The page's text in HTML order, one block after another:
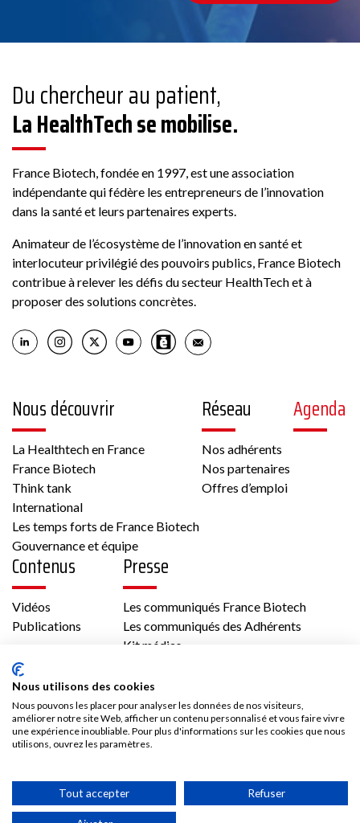
Du chercheur au patient,
La HealthTech se mobilise.
France Biotech, fondée en 1997, est une association
indépendante qui fédère les entrepreneurs de l’innovation
dans la santé et leurs partenaires experts.
Animateur de l’écosystème de l’innovation en santé et
interlocuteur privilégié des pouvoirs publics, France Biotech
contribue à relever les défis du secteur HealthTech et à
proposer des solutions concrètes.
Nous découvrir
La Healthtech en France
France Biotech
Think tank
International
Les temps forts de France Biotech
Gouvernance et équipe
Réseau
Nos adhérents
Nos partenaires
Offres d’emploi
Agenda
Contenus
Vidéos
Publications
Presse
Les communiqués France Biotech
Les communiqués des Adhérents
Kit médias
Adhésion
Les avantages d’adhérer à France Biotech
Accès adhérent
Nous utilisons des cookies
Nous pouvons les placer pour analyser les données de nos visiteurs,
améliorer notre site Web, afficher un contenu personnalisé et vous faire vivre
une expérience inoubliable. Pour plus d'informations sur les cookies que nous
utilisons, ouvrez les paramètres.
Tout accepter Refuser